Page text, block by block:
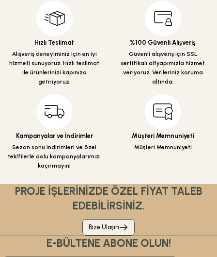
Ürün resmi kalitesiz, bozuk veya görüntülenemiyor.
Ürün açıklamasında eksik bilgiler bulunuyor.
Ürün fiyatı diğer sitelerden daha pahalı.
Bu ürüne benzer farklı alternatifler olmalı.
Hızlı Teslimat
Alışveriş deneyiminiz için en iyi
hizmeti sunuyoruz. Hızlı teslimat
ile ürünlerinizi kapınıza
getiriyoruz.
%100 Güvenli Alışveriş
Güvenli alışveriş için SSL
sertifikalı altyapımızla hizmet
veriyoruz. Verileriniz koruma
altında.
Kampanyalar ve İndirimler
Sezon sonu indirimleri ve özel
teklfilerle dolu kampanyalarımızı
kaçırmayın!
Müşteri Memnuniyeti
Müşteri Memnuniyeti
PROJE İŞLERİNİZDE ÖZEL FİYAT TALEB
EDEBİLİRSİNİZ.
Bize Ulaşın
E-BÜLTENE ABONE OLUN!